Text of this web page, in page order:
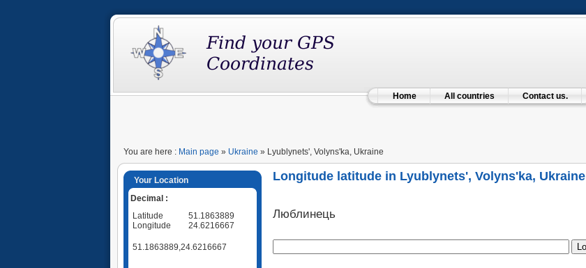
Home All countries Contact us.
You are here : Main page » Ukraine » Lyublynets', Volyns'ka, Ukraine
Your Location
Decimal :
Latitude
51.1863889
Longitude
24.6216667
51.1863889,24.6216667
Longitude latitude in Lyublynets', Volyns'ka, Ukraine
Люблинець